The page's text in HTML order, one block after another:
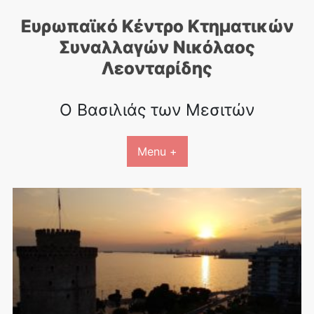
Ευρωπαϊκό Κέντρο Κτηματικών
Συναλλαγών Nικόλαος
Λεονταρίδης
Ο Βασιλιάς των Μεσιτών
Menu +